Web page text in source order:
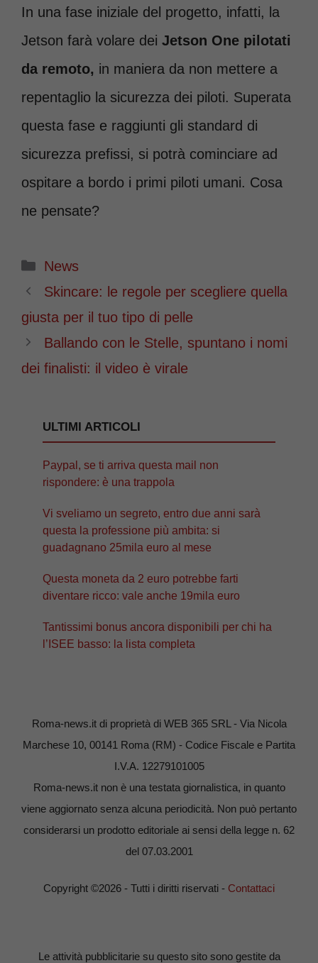
In una fase iniziale del progetto, infatti, la
Jetson farà volare dei Jetson One pilotati
da remoto, in maniera da non mettere a
repentaglio la sicurezza dei piloti. Superata
questa fase e raggiunti gli standard di
sicurezza prefissi, si potrà cominciare ad
ospitare a bordo i primi piloti umani. Cosa
ne pensate?
Categorie
News
Skincare: le regole per scegliere quella
giusta per il tuo tipo di pelle
Ballando con le Stelle, spuntano i nomi
dei finalisti: il video è virale
ULTIMI ARTICOLI
Paypal, se ti arriva questa mail non
rispondere: è una trappola
Vi sveliamo un segreto, entro due anni sarà
questa la professione più ambita: si
guadagnano 25mila euro al mese
Questa moneta da 2 euro potrebbe farti
diventare ricco: vale anche 19mila euro
Tantissimi bonus ancora disponibili per chi ha
l’ISEE basso: la lista completa
Roma-news.it di proprietà di WEB 365 SRL - Via Nicola
Marchese 10, 00141 Roma (RM) - Codice Fiscale e Partita
I.V.A. 12279101005
Roma-news.it non è una testata giornalistica, in quanto
viene aggiornato senza alcuna periodicità. Non può pertanto
considerarsi un prodotto editoriale ai sensi della legge n. 62
del 07.03.2001
Copyright ©2026 - Tutti i diritti riservati - Contattaci
Le attività pubblicitarie su questo sito sono gestite da